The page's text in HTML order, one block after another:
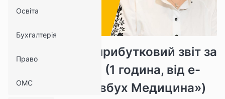
Освіта
Бухгалтерія
Право
ОМС
Складаємо Неприбутковий звіт за
2024 рік: кейси (1 година, від е-
журналу «Головбух Медицина»)
8971 1096